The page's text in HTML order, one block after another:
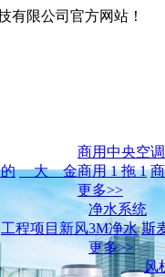
有限公司官方网站！
大 金
商用中央空调
商用 1 拖 1
更多>>
工程项目新风
净水系统
3M净水 斯
更多>>
风